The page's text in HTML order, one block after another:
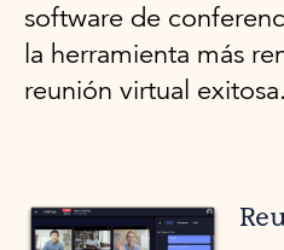
software de
la herramienta más
reunión virtual exitosa.